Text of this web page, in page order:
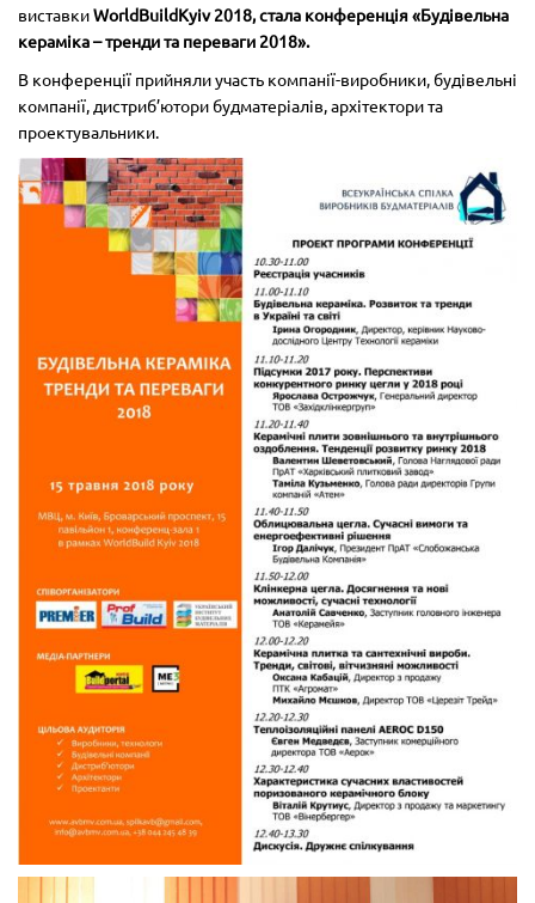
виставкиWorldBuildKyiv2018,стала конференція «Будівельна
кераміка – тренди та переваги 2018».
В конференції прийняли участь компанії-виробники, будівельні
компанії, дистриб’ютори будматеріалів, архітектори та
проектувальники.